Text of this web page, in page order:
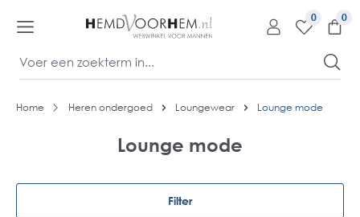
0
Home Heren ondergoed Loungewear Lounge mode
Lounge mode
Filter